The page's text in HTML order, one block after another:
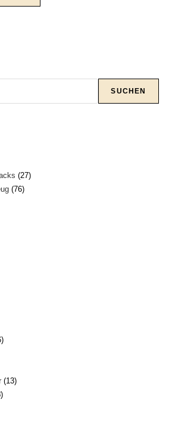
SUCHEN
2727
7676
16
1313
28